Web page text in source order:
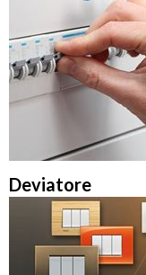
Deviatore